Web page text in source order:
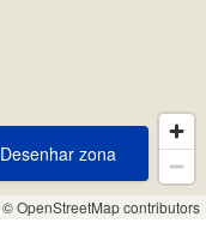
© OpenStreetMap contributors
Desenhar zona
Desenhar zona